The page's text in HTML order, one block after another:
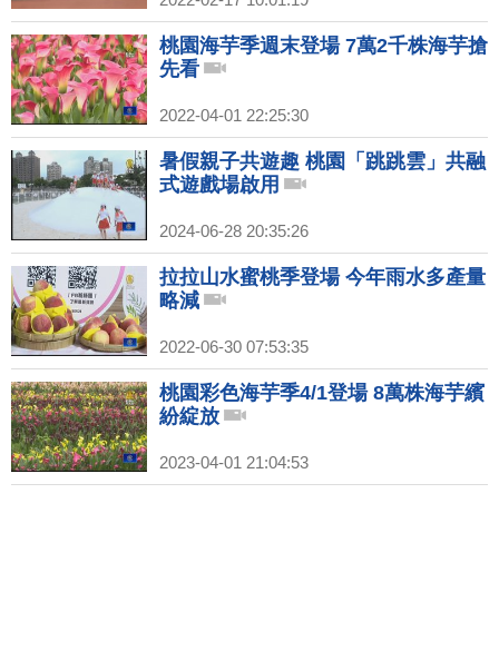
桃園海芋季週末登場 7萬2千株海芋搶
先看
2022-04-01 22:25:30
暑假親子共遊趣 桃園「跳跳雲」共融
式遊戲場啟用
2024-06-28 20:35:26
拉拉山水蜜桃季登場 今年雨水多產量
略減
2022-06-30 07:53:35
桃園彩色海芋季4/1登場 8萬株海芋繽
紛綻放
2023-04-01 21:04:53